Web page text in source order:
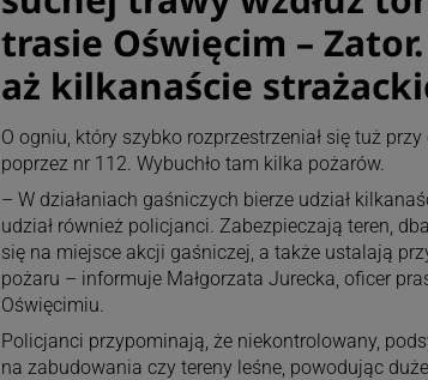
trasie Oświęcim –
aż kilkanaście
O ogniu, który szybko rozprzestrzeniał się tuż
poprzez nr 112. Wybuchło tam kilka pożarów.
– W działaniach gaśniczych bierze udział
udział również policjanci. Zabezpieczają teren,
się na miejsce akcji gaśniczej, a także ustalają
pożaru – informuje Małgorzata Jurecka, oficer
Oświęcimiu.
Policjanci przypominają, że niekontrolowany,
na zabudowania czy tereny leśne, powodując